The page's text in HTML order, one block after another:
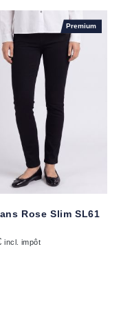
Premium
Rose Slim SL61
incl. impôt